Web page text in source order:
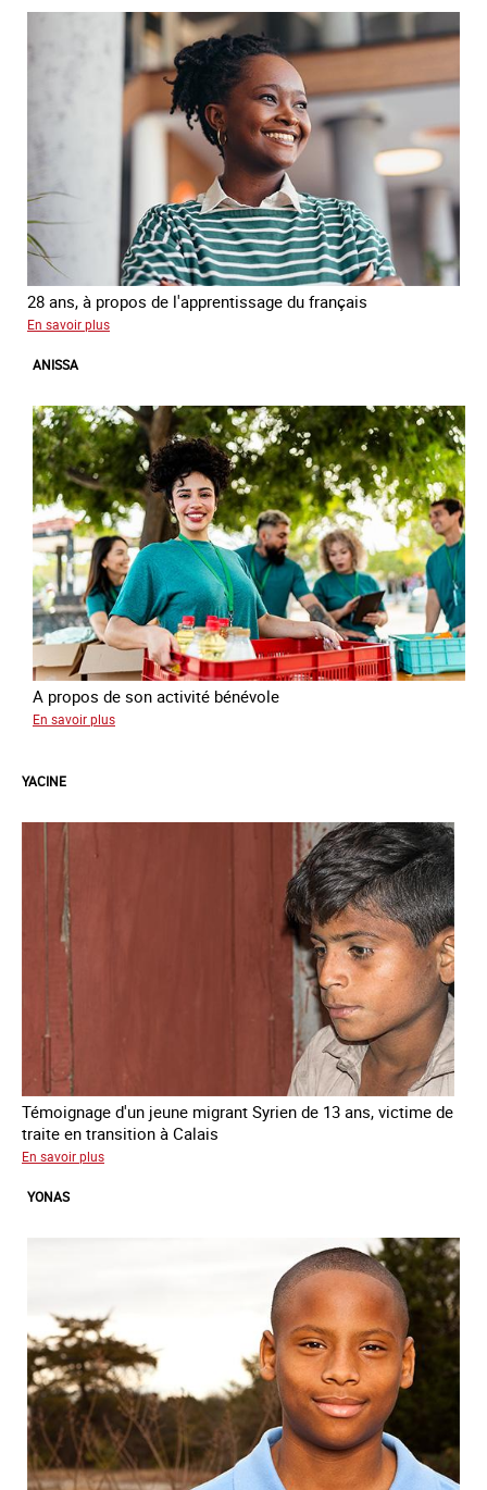
28 ans, à propos de l'apprentissage du français
En savoir plus
ANISSA
A propos de son activité bénévole
En savoir plus
YACINE
Témoignage d'un jeune migrant Syrien de 13 ans, victime de
traite en transition à Calais
En savoir plus
YONAS